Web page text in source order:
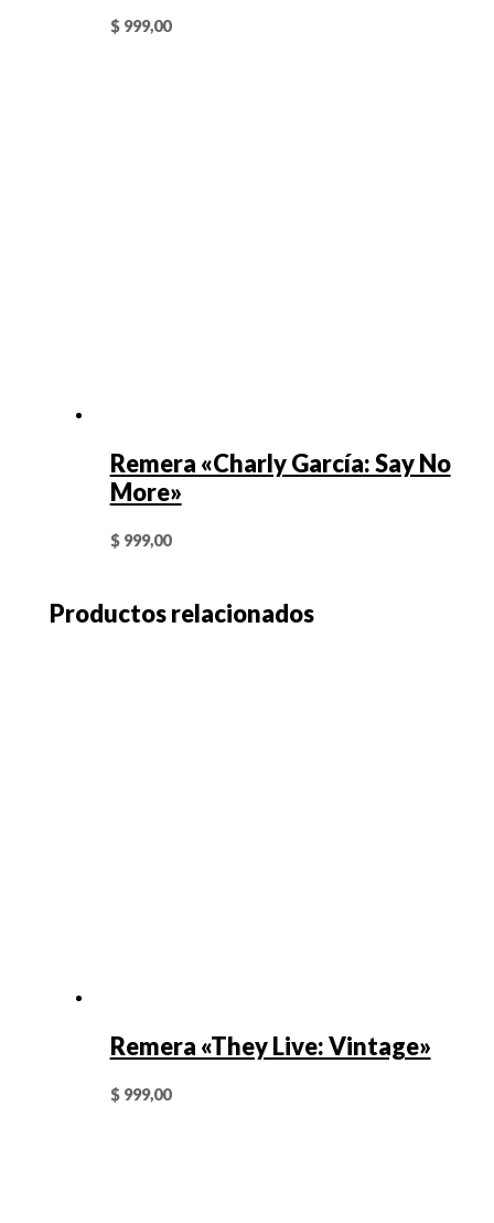
$999,00
Remera «Charly García: Say No
More»
$999,00
Productos relacionados
Remera «They Live: Vintage»
$999,00